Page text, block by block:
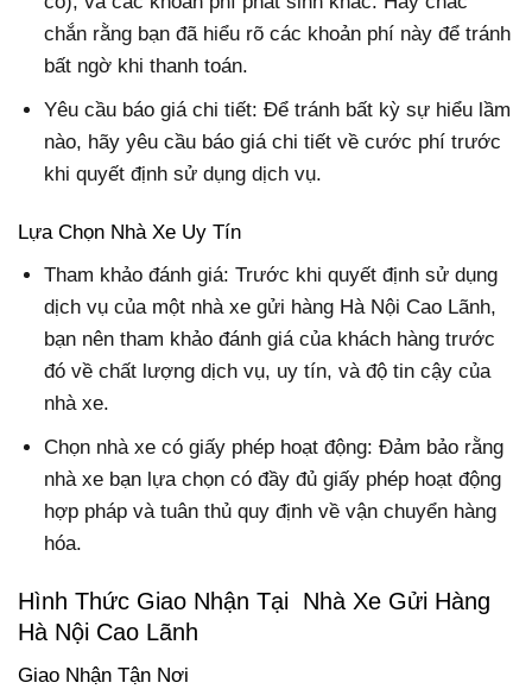
chắn rằng bạn đã hiểu rõ các khoản phí này để tránh
bất ngờ khi thanh toán.
Yêu cầu báo giá chi tiết: Để tránh bất kỳ sự hiểu lầm
nào, hãy yêu cầu báo giá chi tiết về cước phí trước
khi quyết định sử dụng dịch vụ.
Lựa Chọn Nhà Xe Uy Tín
Tham khảo đánh giá: Trước khi quyết định sử dụng
dịch vụ của một nhà xe gửi hàng Hà Nội Cao Lãnh,
bạn nên tham khảo đánh giá của khách hàng trước
đó về chất lượng dịch vụ, uy tín, và độ tin cậy của
nhà xe.
Chọn nhà xe có giấy phép hoạt động: Đảm bảo rằng
nhà xe bạn lựa chọn có đầy đủ giấy phép hoạt động
hợp pháp và tuân thủ quy định về vận chuyển hàng
hóa.
Hình Thức Giao Nhận Tại Nhà Xe Gửi Hàng
Hà Nội Cao Lãnh
Giao Nhận Tận Nơi